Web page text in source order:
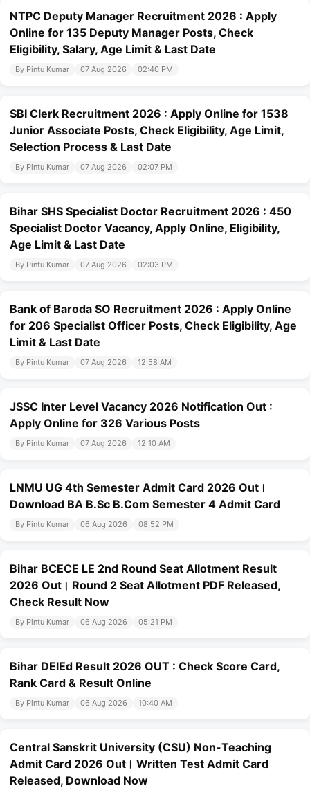
NTPC Deputy Manager Recruitment 2026 : Apply
Online for 135 Deputy Manager Posts, Check
Eligibility, Salary, Age Limit & Last Date
By Pintu Kumar 07 Aug 2026 02:40 PM
SBI Clerk Recruitment 2026 : Apply Online for 1538
Junior Associate Posts, Check Eligibility, Age Limit,
Selection Process & Last Date
By Pintu Kumar 07 Aug 2026 02:07 PM
Bihar SHS Specialist Doctor Recruitment 2026 : 450
Specialist Doctor Vacancy, Apply Online, Eligibility,
Age Limit & Last Date
By Pintu Kumar 07 Aug 2026 02:03 PM
Bank of Baroda SO Recruitment 2026 : Apply Online
for 206 Specialist Officer Posts, Check Eligibility, Age
Limit & Last Date
By Pintu Kumar 07 Aug 2026 12:58 AM
JSSC Inter Level Vacancy 2026 Notification Out :
Apply Online for 326 Various Posts
By Pintu Kumar 07 Aug 2026 12:10 AM
LNMU UG 4th Semester Admit Card 2026 Out।
Download BA B.Sc B.Com Semester 4 Admit Card
By Pintu Kumar 06 Aug 2026 08:52 PM
Bihar BCECE LE 2nd Round Seat Allotment Result
2026 Out। Round 2 Seat Allotment PDF Released,
Check Result Now
By Pintu Kumar 06 Aug 2026 05:21 PM
Bihar DElEd Result 2026 OUT : Check Score Card,
Rank Card & Result Online
By Pintu Kumar 06 Aug 2026 10:40 AM
Central Sanskrit University (CSU) Non-Teaching
Admit Card 2026 Out। Written Test Admit Card
Released, Download Now